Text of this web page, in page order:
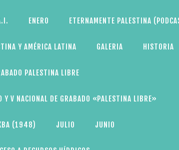
ENERO ETERNAMENTE PALESTINA
Y AMÉRICA LATINA GALERIA HISTORIA
PALESTINA LIBRE
Y V NACIONAL DE GRABADO «PALESTINA LIBRE»
(1948) JULIO JUNIO